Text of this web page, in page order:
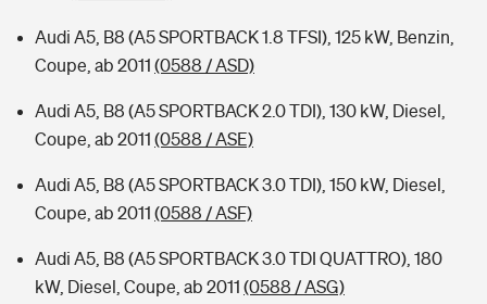
Audi A5, B8 (A5 SPORTBACK 1.8 TFSI), 125 kW, Benzin,
Coupe, ab 2011 (0588 / ASD)
Audi A5, B8 (A5 SPORTBACK 2.0 TDI), 130 kW, Diesel,
Coupe, ab 2011 (0588 / ASE)
Audi A5, B8 (A5 SPORTBACK 3.0 TDI), 150 kW, Diesel,
Coupe, ab 2011 (0588 / ASF)
Audi A5, B8 (A5 SPORTBACK 3.0 TDI QUATTRO), 180
kW, Diesel, Coupe, ab 2011 (0588 / ASG)